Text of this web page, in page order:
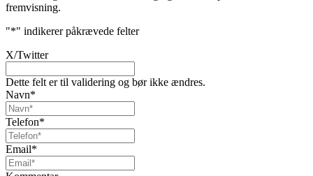
fremvisning.
"*" indikerer påkrævede felter
X/Twitter
Dette felt er til validering og bør ikke ændres.
Navn*
Telefon*
Email*